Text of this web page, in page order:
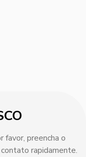
favor, preencha o
rapidamente.